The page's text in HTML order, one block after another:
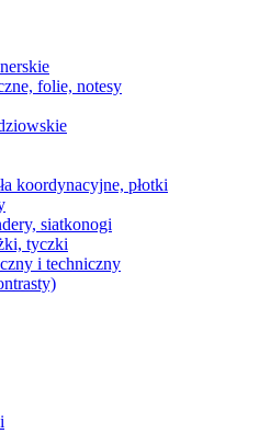
folie, notesy
koordynacyjne, płotki
siatkonogi
tyczki
i techniczny